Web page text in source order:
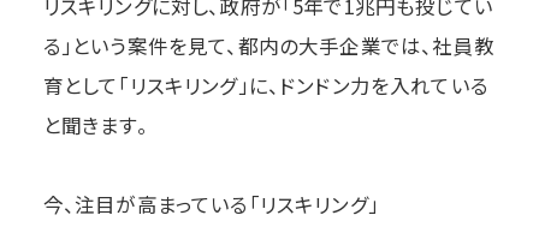
る」という案件を見て、都内の大手企業では、社員教
育として「リスキリング」に、ドンドン力を入れている
と聞きます。
今、注目が高まっている「リスキリング」